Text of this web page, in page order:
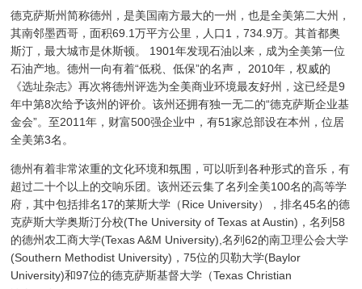
德克萨斯州简称德州，是美国南方最大的一州，也是全美第二大州，
其南邻墨西哥，面积69.1万平方公里，人口1，734.9万。其首都奥
斯汀，最大城市是休斯顿。 1901年发现石油以来，成为全美第一位
石油产地。德州一向有着“低税、低保”的名声， 2010年，权威的
《选址杂志》再次将德州评选为全美商业环境最友好州，这已经是9
年中第8次给予该州的评价。该州还拥有独一无二的“德克萨斯企业基
金会”。至2011年，财富500强企业中，有51家总部设在本州，位居
全美第3名。
德州有着非常浓重的文化环境和氛围，可以听到各种形式的音乐，有
超过二十个以上的交响乐团。该州还云集了名列全美100名的高等学
府，其中包括排名17的莱斯大学（Rice University），排名45名的德
克萨斯大学奥斯汀分校(The University of Texas at Austin)，名列58
的德州农工商大学(Texas A&M University),名列62的南卫理公会大学
(Southern Methodist University)，75位的贝勒大学(Baylor
University)和97位的德克萨斯基督大学（Texas Christian